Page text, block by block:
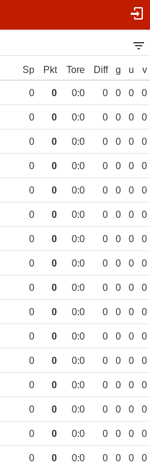
Sp Pkt Tore Diff g u v
0 0 0:0 0 0 0 0
0 0 0:0 0 0 0 0
0 0 0:0 0 0 0 0
0 0 0:0 0 0 0 0
0 0 0:0 0 0 0 0
0 0 0:0 0 0 0 0
0 0 0:0 0 0 0 0
0 0 0:0 0 0 0 0
0 0 0:0 0 0 0 0
0 0 0:0 0 0 0 0
0 0 0:0 0 0 0 0
0 0 0:0 0 0 0 0
0 0 0:0 0 0 0 0
0 0 0:0 0 0 0 0
0 0 0:0 0 0 0 0
0 0 0:0 0 0 0 0